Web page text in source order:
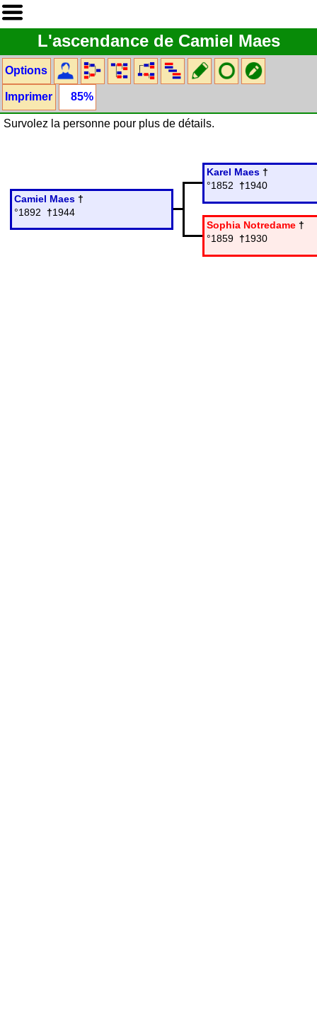
L'ascendance de Camiel Maes
Options
Imprimer 85%
Survolez la personne pour plus de détails.
Camiel Maes †
°1892 †1944
Karel Maes †
°1852 †1940
Sophia Notredame †
°1859 †1930